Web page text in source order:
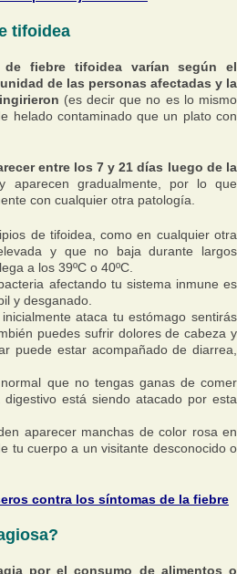
tifoidea
de fiebre tifoidea varían según el
de las personas afectadas y la
(es decir que no es lo mismo
helado contaminado que un plato con
entre los 7 y 21 días luego de la
aparecen gradualmente, por lo que
con cualquier otra patología.
de tifoidea, como en cualquier otra
y que no baja durante largos
a los 39ºC o 40ºC.
afectando tu sistema inmune es
y desganado.
ataca tu estómago sentirás
puedes sufrir dolores de cabeza y
puede estar acompañado de diarrea,
que no tengas ganas de comer
está siendo atacado por esta
aparecer manchas de color rosa en
tu cuerpo a un visitante desconocido o
contra los síntomas de la fiebre
por el consumo de alimentos o